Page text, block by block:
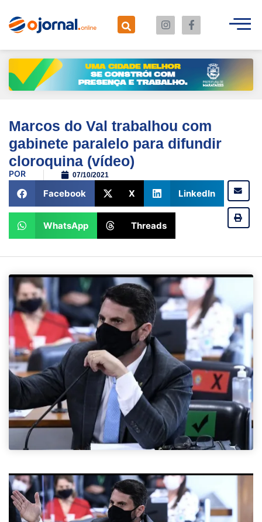
Marcos do Val trabalhou com
gabinete paralelo para difundir
cloroquina (vídeo)
POR 07/10/2021
Facebook X LinkedIn
WhatsApp Threads